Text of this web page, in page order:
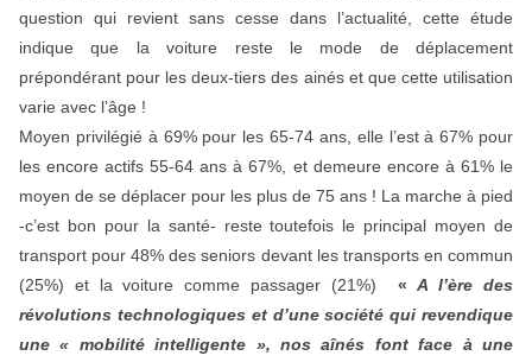
question qui revient sans cesse dans l’actualité, cette étude
indique que la voiture reste le mode de déplacement
prépondérant pour les deux-tiers des ainés et que cette utilisation
varie avec l’âge !
Moyen privilégié à 69% pour les 65-74 ans, elle l’est à 67% pour
les encore actifs 55-64 ans à 67%, et demeure encore à 61% le
moyen de se déplacer pour les plus de 75 ans ! La marche à pied
-c’est bon pour la santé- reste toutefois le principal moyen de
transport pour 48% des seniors devant les transports en commun
(25%) et la voiture comme passager (21%)
«A l’ère des
révolutions technologiques et d’une société qui revendique
une « mobilité intelligente », nos aînés font face à une